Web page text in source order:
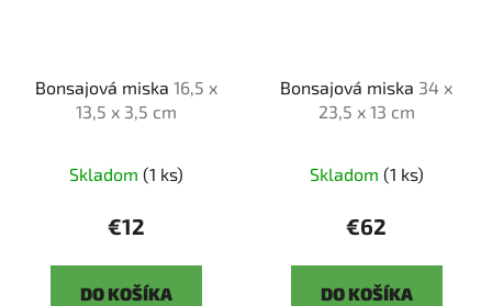
Bonsajová miska 16,5 x
13,5 x 3,5 cm
Skladom (1 ks)
€12
DO KOŠÍKA
Bonsajová miska 34 x
23,5 x 13 cm
Skladom (1 ks)
€62
DO KOŠÍKA